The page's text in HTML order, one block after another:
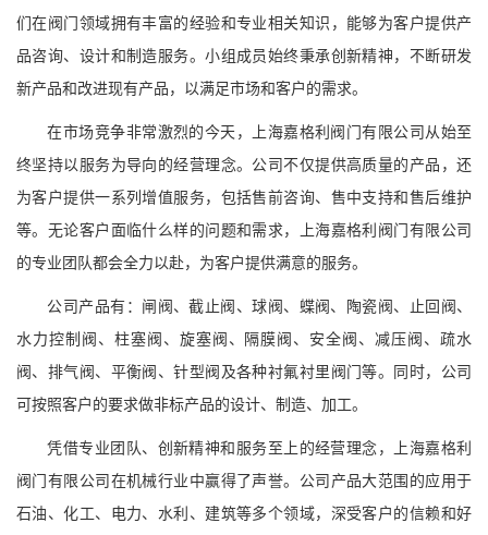
们在阀门领域拥有丰富的经验和专业相关知识，能够为客户提供产
品咨询、设计和制造服务。小组成员始终秉承创新精神，不断研发
新产品和改进现有产品，以满足市场和客户的需求。
在市场竞争非常激烈的今天，上海嘉格利阀门有限公司从始至
终坚持以服务为导向的经营理念。公司不仅提供高质量的产品，还
为客户提供一系列增值服务，包括售前咨询、售中支持和售后维护
等。无论客户面临什么样的问题和需求，上海嘉格利阀门有限公司
的专业团队都会全力以赴，为客户提供满意的服务。
公司产品有：闸阀、截止阀、球阀、蝶阀、陶瓷阀、止回阀、
水力控制阀、柱塞阀、旋塞阀、隔膜阀、安全阀、减压阀、疏水
阀、排气阀、平衡阀、针型阀及各种衬氟衬里阀门等。同时，公司
可按照客户的要求做非标产品的设计、制造、加工。
凭借专业团队、创新精神和服务至上的经营理念，上海嘉格利
阀门有限公司在机械行业中赢得了声誉。公司产品大范围的应用于
石油、化工、电力、水利、建筑等多个领域，深受客户的信赖和好